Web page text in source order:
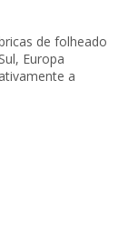
de folheado
Europa
a